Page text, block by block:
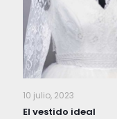
10 julio, 2023
El vestido ideal